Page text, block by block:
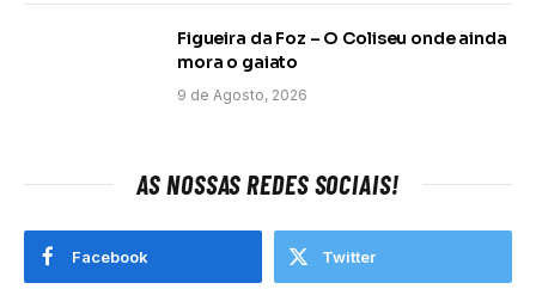
Figueira da Foz – O Coliseu onde ainda
mora o gaiato
9 de Agosto, 2026
AS NOSSAS REDES SOCIAIS!
Facebook Twitter